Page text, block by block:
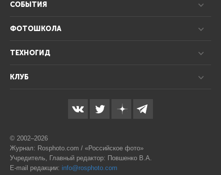
СОБЫТИЯ
ФОТОШКОЛА
ТЕХНОГИД
КЛУБ
© 2002–2026
Журнал: Rosphoto.com / «Российское фото»
Учредитель, Главный редактор: Повшенко В.А.
E-mail редакции: info@rosphoto.com